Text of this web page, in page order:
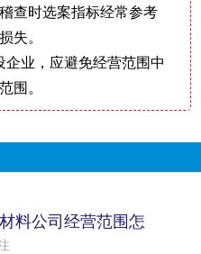
查时选案指标经常参考
失。
业，应避免经营范围中
围。
料公司经营范围怎